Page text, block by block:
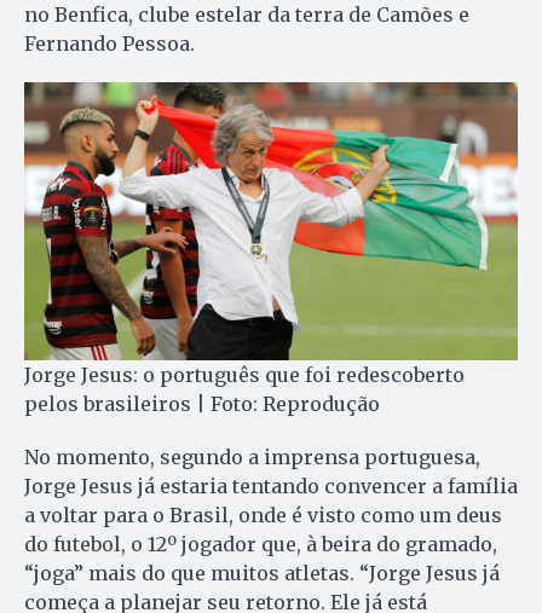
no Benfica, clube estelar da terra de Camões e
Fernando Pessoa.
Jorge Jesus: o português que foi redescoberto
pelos brasileiros | Foto: Reprodução
No momento, segundo a imprensa portuguesa,
Jorge Jesus já estaria tentando convencer a família
a voltar para o Brasil, onde é visto como um deus
do futebol, o 12º jogador que, à beira do gramado,
“joga” mais do que muitos atletas. “Jorge Jesus já
começa a planejar seu retorno. Ele já está